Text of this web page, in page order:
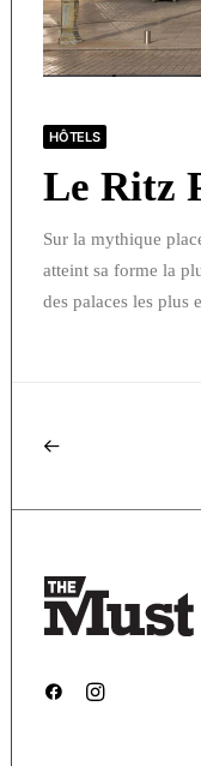
HÔTELS
Le Ritz
Sur la mythique
atteint sa forme la
des palaces les plus